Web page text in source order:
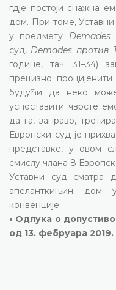
гдје постоји снажна
дом. При томе,
у предмету
суд, Demades против
године, тач. 31–34)
прецизно
будући да неко
успоставити чврсте
да га, заправо,
Европски суд је
представке, у овом
смислу члана 8
Уставни суд сматра
апеланткињин дом
конвенције.
• Одлука о
од 13. фебруара